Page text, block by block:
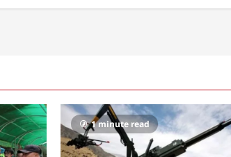
1 minute read